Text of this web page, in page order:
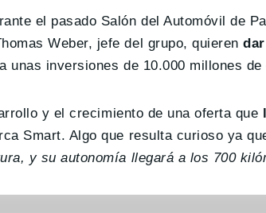
el pasado Salón del Automóvil de
Weber, jefe del grupo, quieren
unas inversiones de 10.000 millones de
y el crecimiento de una oferta que
Smart. Algo que resulta curioso ya
y su autonomía llegará a los 700